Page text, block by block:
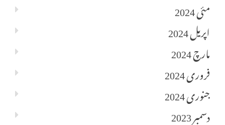
مئی 2024
اپریل 2024
مارچ 2024
فروری 2024
جنوری 2024
دسمبر 2023